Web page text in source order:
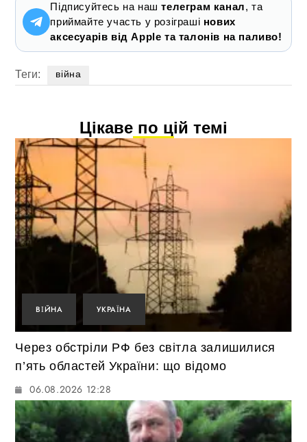
Підписуйтесь на наштелеграм канал, та
приймайте участь у розіграші нових
аксесуарів від Apple та талонів на паливо!
Теги: війна
Цікаве по цій темі
ВІЙНА УКРАЇНА
Через обстріли РФ без світла залишилися
п’ять областей України: що відомо
06.08.2026 12:28